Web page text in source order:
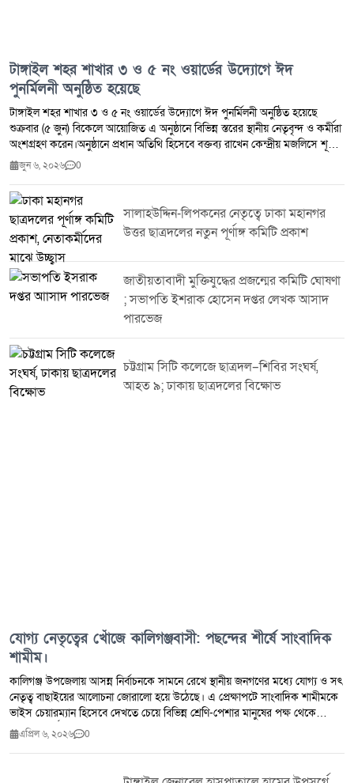
টাঙ্গাইল শহর শাখার ৩ ও ৫ নং ওয়ার্ডের উদ্যোগে ঈদ
পুনর্মিলনী অনুষ্ঠিত হয়েছে
টাঙ্গাইল শহর শাখার ৩ ও ৫ নং ওয়ার্ডের উদ্যোগে ঈদ পুনর্মিলনী অনুষ্ঠিত হয়েছে
শুক্রবার (৫ জুন) বিকেলে আয়োজিত এ অনুষ্ঠানে বিভিন্ন স্তরের স্থানীয় নেতৃবৃন্দ ও কর্মীরা
অংশগ্রহণ করেন।অনুষ্ঠানে প্রধান অতিথি হিসেবে বক্তব্য রাখেন কেন্দ্রীয় মজলিসে শূরা
সদস্য ও টাঙ্গাইল জেলা বাংলাদেশ জামায়াতে ইসলামী-এর আমীর আহসান হাবীব
মাসুদ।বিশেষ অতিথি হিসেবে আরও বক্তব্য রাখেন শহর জামায়াতের আমীর অধ্যাপক
মিজানুর রহমান চৌধুরী, সেক্রেটারি সাইফুল ইসলাম ৩ নং ওয়ার্ড সভাপতি হাসান আল
মামুন ৫ নং ওয়ার্ড সভাপতি ডা. আব্দুর রউফ ৯ নং ওয়ার্ড সভাপতি শাহীন মিঞা, ৫ নং
ওয়ার্ডের সেক্রেটারি মকবুল হোসেন এবং বীর মুক্তিযোদ্ধা ও সাবেক কাউন্সিলর মীর
ওয়াজেদ আলীসহ অন্যান্য নেতৃবৃন্দ। বক্তারা ঈদ পুনর্মিলনীর মাধ্যমে পারস্পরিক
সম্প্রীতি, ভ্রাতৃত্ববোধ ও সংগঠনের ঐক্য আরও সুদৃঢ় করার আহ্বান জানান।
জুন ৬, ২০২৬ 0
সালাহউদ্দিন-লিপকনের নেতৃত্বে ঢাকা মহানগর
উত্তর ছাত্রদলের নতুন পূর্ণাঙ্গ কমিটি প্রকাশ
জাতীয়তাবাদী মুক্তিযুদ্ধের প্রজন্মের কমিটি ঘোষণা
; সভাপতি ইশরাক হোসেন দপ্তর লেখক আসাদ
পারভেজ
চট্টগ্রাম সিটি কলেজে ছাত্রদল–শিবির সংঘর্ষ,
আহত ৯; ঢাকায় ছাত্রদলের বিক্ষোভ
যোগ্য নেতৃত্বের খোঁজে কালিগঞ্জবাসী: পছন্দের শীর্ষে সাংবাদিক
শামীম।
কালিগঞ্জ উপজেলায় আসন্ন নির্বাচনকে সামনে রেখে স্থানীয় জনগণের মধ্যে যোগ্য ও সৎ
নেতৃত্ব বাছাইয়ের আলোচনা জোরালো হয়ে উঠেছে। এ প্রেক্ষাপটে সাংবাদিক শামীমকে
ভাইস চেয়ারম্যান হিসেবে দেখতে চেয়ে বিভিন্ন শ্রেণি-পেশার মানুষের পক্ষ থেকে
ব্যাপক সমর্থন লক্ষ্য করা যাচ্ছে। স্থানীয়দের মতে, সাংবাদিক শামীম দীর্ঘদিন ধরে
পক্ষে কথা বলা এবং সমাজের উন্নয়নে কাজ করার জন্য তিনি মানুষের আস্থা অর্জন
এপ্রিল ৬, ২০২৬ 0